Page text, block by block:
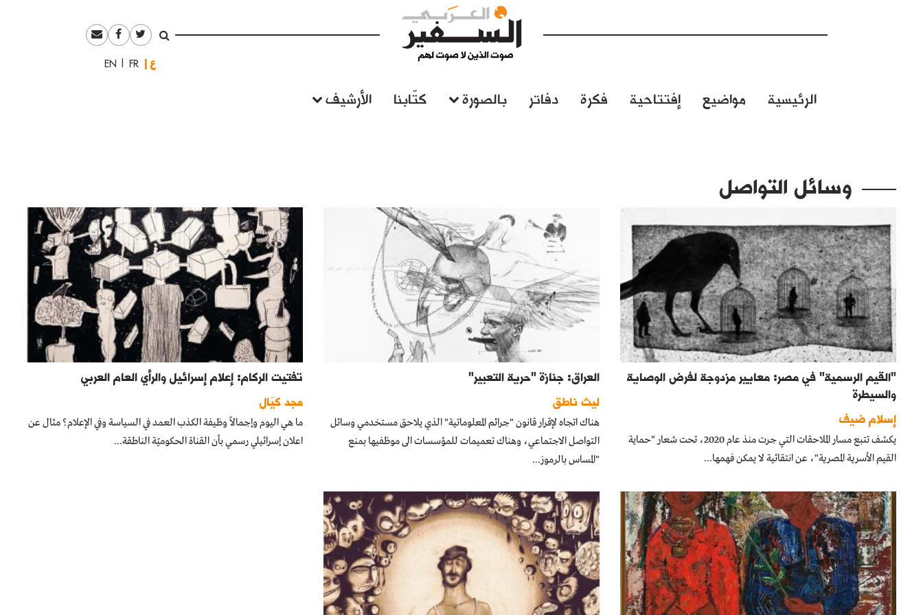
العربيةFrançais
English
الرئيسية مواضيع إفتتاحية فكرة دفاتر بالصورة كتّابنا الأرشيف
وسائل التواصل
"القيم الرسمية" في مصر: معايير مزدوجة لفرض الوصاية
والسيطرة
إسلام ضيف
يكشف تتبع مسار الملاحقات التي جرت منذ عام 2020، تحت شعار "حماية
القيم الأسرية المصرية"، عن انتقائية لا يمكن فهمها...
العراق: جنازة "حرية التعبير"
ليث ناطق
هناك اتجاه لإقرار قانون "جرائم المعلوماتية" الذي يلاحق مستخدمي وسائل
التواصل الاجتماعي، وهناك تعميمات للمؤسسات الى موظفيها بمنع
"المساس بالرموز...
تفتيت الركام: إعلام إسرائيل والرأي العام العربي
مجد كيّال
ما هي اليوم وإجمالاً وظيفة الكذب العمد في السياسة وفي الإعلام؟ مثال عن
اعلان إسرائيلي رسمي بأن القناة الحكوميّة الناطقة...